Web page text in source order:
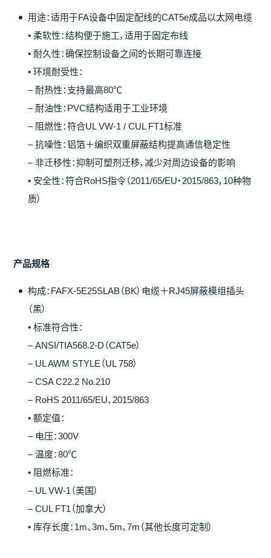
用途：适用于FA设备中固定配线的CAT5e成品以太网电缆
• 柔软性：结构便于施工，适用于固定布线
• 耐久性：确保控制设备之间的长期可靠连接
• 环境耐受性：
– 耐热性：支持最高80℃
– 耐油性：PVC结构适用于工业环境
– 阻燃性：符合UL VW-1 / CUL FT1标准
– 抗噪性：铝箔＋编织双重屏蔽结构提高通信稳定性
– 非迁移性：抑制可塑剂迁移，减少对周边设备的影响
• 安全性：符合RoHS指令（2011/65/EU・2015/863，10种物
质）
产品规格
构成：FAFX-5E25SLAB（BK）电缆＋RJ45屏蔽模组插头
（黑）
• 标准符合性：
– ANSI/TIA568.2-D（CAT5e）
– UL AWM STYLE（UL 758）
– CSA C22.2 No.210
– RoHS 2011/65/EU、2015/863
• 额定值：
– 电压：300V
– 温度：80℃
• 阻燃标准：
– UL VW-1（美国）
– CUL FT1（加拿大）
• 库存长度：1m、3m、5m、7m（其他长度可定制）